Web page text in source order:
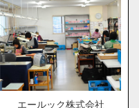
エールック株式会社